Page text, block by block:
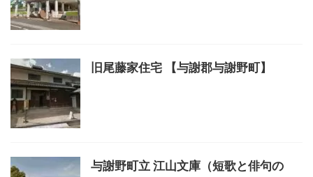
旧尾藤家住宅 【与謝郡与謝野町】
与謝野町立 江山文庫（短歌と俳句の